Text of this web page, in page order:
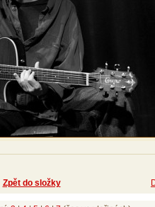
Zpět do složky